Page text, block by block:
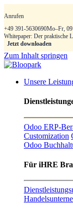
Anrufen
+49 391-5630690Mo–Fr,
Whitepaper: Der praktische
Jetzt downloaden
Zum Inhalt springen
Unsere
Odoo ERP-
Customization
Odoo
Für iHRE